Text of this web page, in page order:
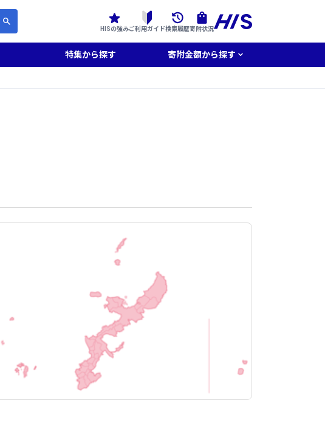
HISの強みご利用ガイド検索履歴寄附状況
特集から探す 寄附金額から探す